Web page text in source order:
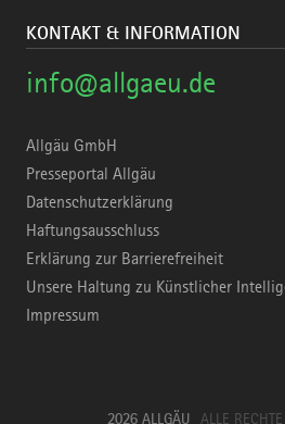
KONTAKT & INFORMATION
info@allgaeu.de
Allgäu GmbH
Presseportal Allgäu
Datenschutzerklärung
Haftungsausschluss
Erklärung zur Barrierefreiheit
Unsere Haltung zu Künstlicher
Impressum
2026 ALLGÄU ALLE